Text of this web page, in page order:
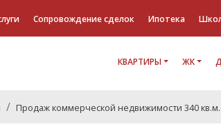
Сопровождение сделок Ипотека
КВАРТИРЫ ЖК
Продаж коммерческой недвижимости 340 кв.м.